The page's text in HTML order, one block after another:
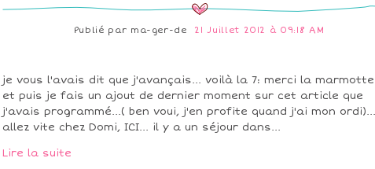
Publié par ma-ger-de 21 Juillet 2012 à 09:18 AM
je vous l'avais dit que j'avançais... voilà la 7: merci la
et puis je fais un ajout de dernier moment sur cet article que
j'avais programmé...( ben voui, j'en profite quand j'ai mon ordi)...
allez vite chez Domi, ICI... il y a un séjour dans...
Lire la suite